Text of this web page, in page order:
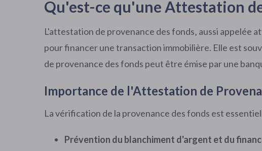
Qu'est-ce qu'une Attestation
L'attestation de provenance des fonds‚ aussi
pour financer une transaction immobilière. Elle est
de provenance des fonds peut être émise par une
Importance de l'Attestation de
La vérification de la provenance des fonds est
Prévention du blanchiment d'argent et du